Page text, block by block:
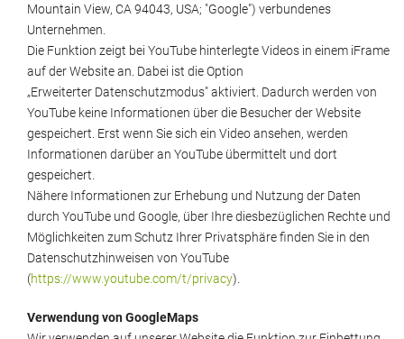
Mountain View, CA 94043, USA; "Google") verbundenes
Unternehmen.
Die Funktion zeigt bei YouTube hinterlegte Videos in einem iFrame
auf der Website an. Dabei ist die Option
„Erweiterter Datenschutzmodus" aktiviert. Dadurch werden von
YouTube keine Informationen über die Besucher der Website
gespeichert. Erst wenn Sie sich ein Video ansehen, werden
Informationen darüber an YouTube übermittelt und dort
gespeichert.
Nähere Informationen zur Erhebung und Nutzung der Daten
durch YouTube und Google, über Ihre diesbezüglichen Rechte und
Möglichkeiten zum Schutz Ihrer Privatsphäre finden Sie in den
Datenschutzhinweisen von YouTube
(https://www.youtube.com/t/privacy).
Verwendung von GoogleMaps